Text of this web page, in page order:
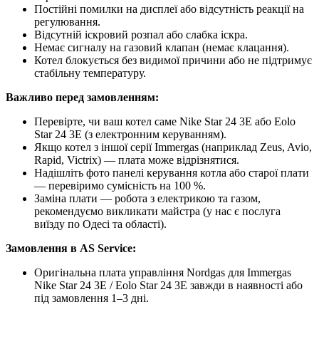
Постійні помилки на дисплеї або відсутність реакції на
регулювання.
Відсутній іскровий розпал або слабка іскра.
Немає сигналу на газовий клапан (немає клацання).
Котел блокується без видимої причини або не підтримує
стабільну температуру.
Важливо перед замовленням:
Перевірте, чи ваш котел саме Nike Star 24 3E або Eolo
Star 24 3E (з електронним керуванням).
Якщо котел з іншої серії Immergas (наприклад Zeus, Avio,
Rapid, Victrix) — плата може відрізнятися.
Надішліть фото панелі керування котла або старої плати
— перевіримо сумісність на 100 %.
Заміна плати — робота з електрикою та газом,
рекомендуємо викликати майстра (у нас є послуга
виїзду по Одесі та області).
Замовлення в AS Service:
Оригінальна плата управління Nordgas для Immergas
Nike Star 24 3E / Eolo Star 24 3E завжди в наявності або
під замовлення 1–3 дні.